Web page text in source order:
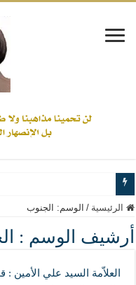
www.alamine.net
مواقف وآراء العلاّمة السيد علي
إذا كان التسنن هو الإيمان
علاقات المذاهب والأديان لا
الرئيسية / الوسم: الجنوب
أرشيف الوسم :
العلاّمة السيد علي الأمين :